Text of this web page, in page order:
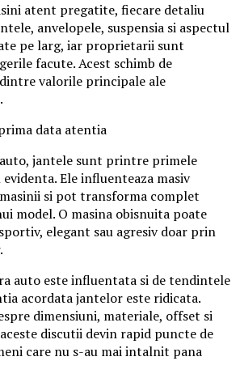
atent pregatite, fiecare detaliu
anvelopele, suspensia si aspectul
pe larg, iar proprietarii sunt
facute. Acest schimb de
valorile principale ale
data atentia
jantele sunt printre primele
Ele influenteaza masiv
si pot transforma complet
model. O masina obisnuita poate
elegant sau agresiv doar prin
auto este influentata si de tendintele
acordata jantelor este ridicata.
dimensiuni, materiale, offset si
discutii devin rapid puncte de
care nu s-au mai intalnit pana